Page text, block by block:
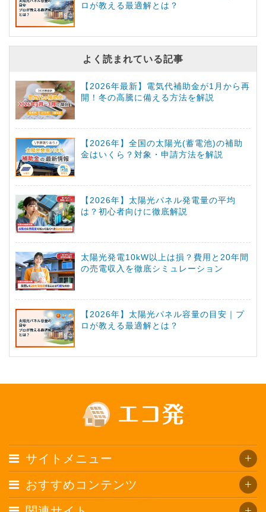
ロが教える最適解とは？
よく読まれている記事
【2026年最新】電気代補助金が1月から再
開！冬の高騰に備える方法を解説
【2026年】全国の太陽光(蓄電池)の補助
金はいくら？対象・申請方法を解説
【2026年】太陽光パネル発電量の平均
は？初心者向けに徹底解説
太陽光発電10kW以上は損？費用と20年間
の売電収入を徹底シミュレーション
【2026年】太陽光パネル容量の目安｜プ
ロが教える最適解とは？
サイトメニュー
おすすめコンテンツ